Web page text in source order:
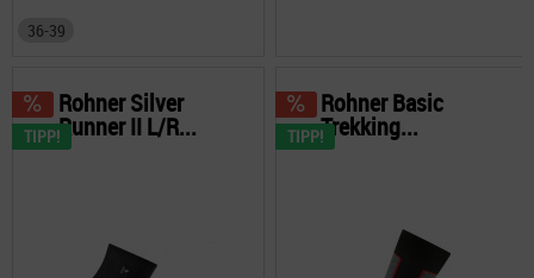
36-39
TIPP!
Rohner Silver
Runner II L/R... TIPP!
Rohner Basic
Trekking...